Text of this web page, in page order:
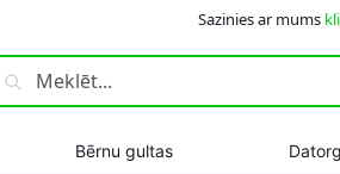
Sazinies ar mums
Bērnu gultas